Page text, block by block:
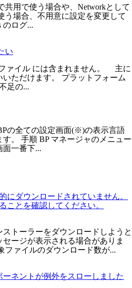
共用で使う場合や、Networkとして
う場合、不用意に設定を変更して
のログ...
い
ァイル には含まれません。 主に
ただけます。 プラットフォーム
足の...
の全ての設定画面(※)の表示言語
。 手順 BP マネージャのメニュー
面一番下...
にダウンロードされていません。
ことを確認してください。
トーラーをダウンロードしようと
ージが表示される場合がありま
ファイルのダウンロード数が...
ーネントが例外をスローしました